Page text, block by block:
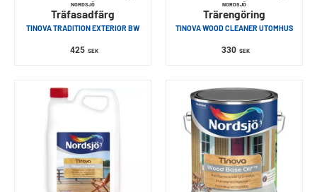
NORDSJÖ
Träfasadfärg
TINOVA TRADITION EXTERIOR BW
425 SEK
NORDSJÖ
Trärengöring
TINOVA WOOD CLEANER UTOMHUS
330 SEK